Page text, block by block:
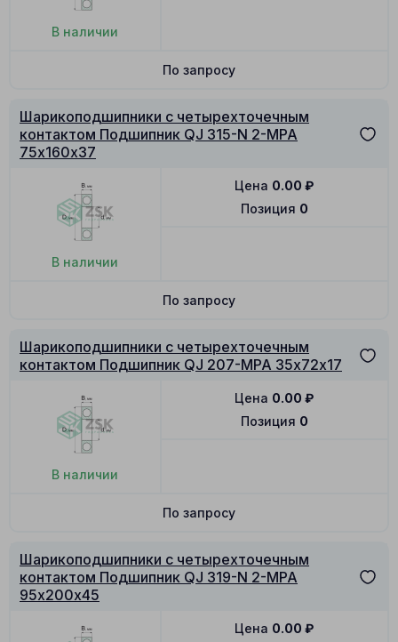
В наличии
По запросу
Шарикоподшипники с четырехточечным
контактом Подшипник QJ 315-N 2-MPA
75х160х37
В наличии
Позиция 0
Цена 0.00 ₽
По запросу
Шарикоподшипники с четырехточечным
контактом Подшипник QJ 207-MPA 35х72х17
В наличии
Позиция 0
Цена 0.00 ₽
По запросу
Шарикоподшипники с четырехточечным
контактом Подшипник QJ 319-N 2-MPA
95х200х45
Цена 0.00 ₽